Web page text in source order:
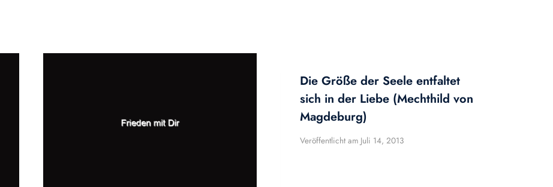
Die Größe der Seele entfaltet
sich in der Liebe (Mechthild von
Magdeburg)
Veröffentlicht am Juli 14, 2013